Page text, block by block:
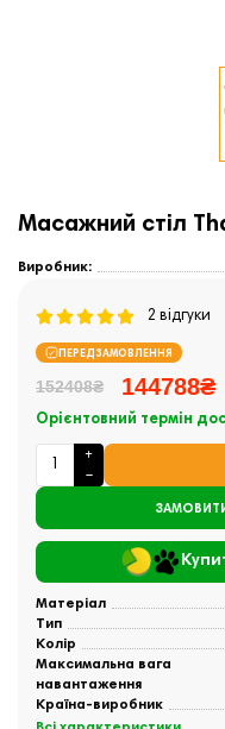
Масажний стіл
Виробник:
2 відгуки
ПЕРЕДЗАМОВЛЕННЯ
152408₴ 144788₴
Орієнтовний термін
Матеріал
Тип
Колір
Максимальна вага
навантаження
Країна-виробник